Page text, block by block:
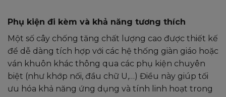
Phụ kiện đi kèm và khả năng tương thích
Một số cây chống tăng chất lượng cao được thiết kế
để dễ dàng tích hợp với các hệ thống giàn giáo hoặc
ván khuôn khác thông qua các phụ kiện chuyên
biệt (như khớp nối, đầu chữ U,…) Điều này giúp tối
ưu hóa khả năng ứng dụng và tính linh hoạt trong